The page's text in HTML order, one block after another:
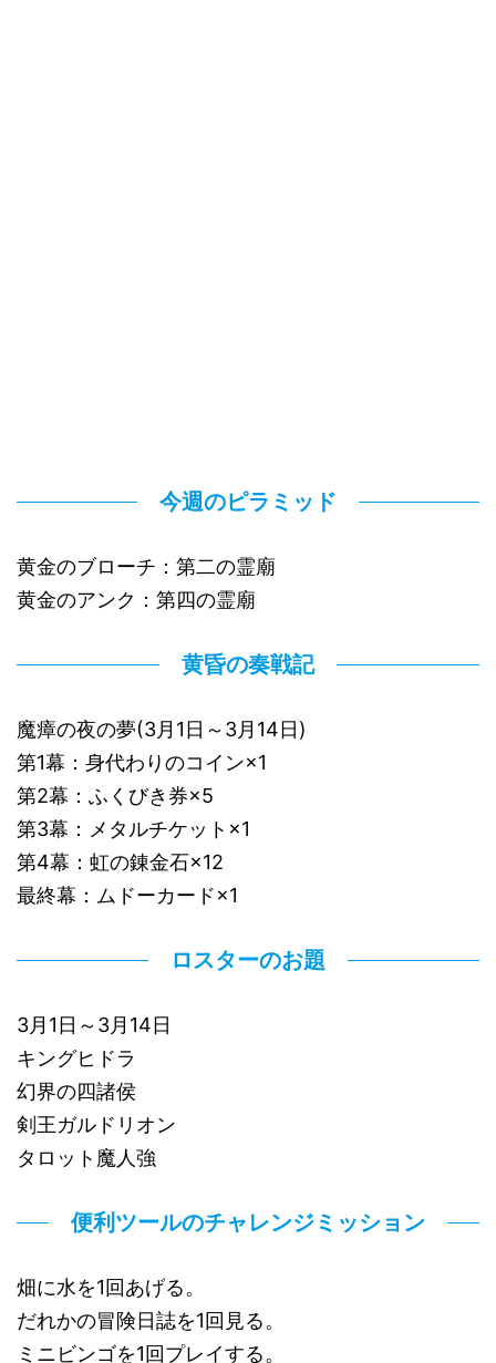
今週のピラミッド
黄金のブローチ：第二の霊廟
黄金のアンク：第四の霊廟
黄昏の奏戦記
魔瘴の夜の夢(3月1日～3月14日)
第1幕：身代わりのコイン×1
第2幕：ふくびき券×5
第3幕：メタルチケット×1
第4幕：虹の錬金石×12
最終幕：ムドーカード×1
ロスターのお題
3月1日～3月14日
キングヒドラ
幻界の四諸侯
剣王ガルドリオン
タロット魔人強
便利ツールのチャレンジミッション
畑に水を1回あげる。
だれかの冒険日誌を1回見る。
ミニビンゴを1回プレイする。